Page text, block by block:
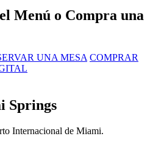
Menú o Compra una
UNA MESA COMPRAR
Springs
Internacional de Miami.